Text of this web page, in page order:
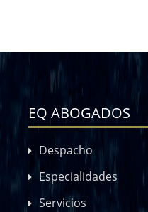
EQ ABOGADOS
Despacho
Especialidades
Servicios